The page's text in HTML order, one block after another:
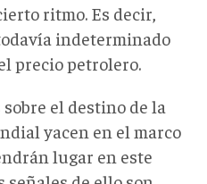
ritmo. Es decir,
indeterminado
precio petrolero.
el destino de la
yacen en el marco
lugar en este